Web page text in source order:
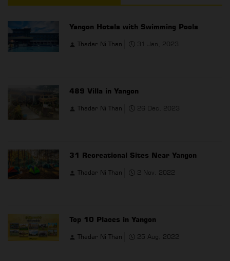
Yangon Hotels with Swimming Pools
Thadar Ni Than 31 Jan, 2023
489 Villa in Yangon
Thadar Ni Than 26 Dec, 2023
31 Recreational Sites Near Yangon
Thadar Ni Than 2 Nov, 2022
Top 10 Places in Yangon
Thadar Ni Than 25 Aug, 2022